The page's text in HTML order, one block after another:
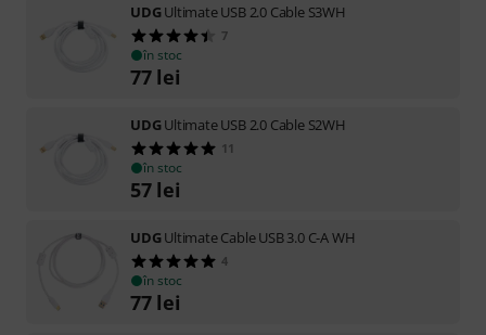
UDGUltimate USB 2.0 Cable S3WH
7
în stoc
77 lei
UDGUltimate USB 2.0 Cable S2WH
11
în stoc
57 lei
UDGUltimate Cable USB 3.0 C-A WH
4
în stoc
77 lei